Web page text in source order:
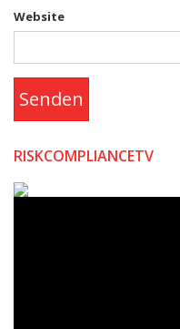
Website
Senden
RISKCOMPLIANCETV